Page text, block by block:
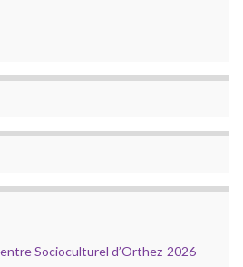
Socioculturel d’Orthez-2026